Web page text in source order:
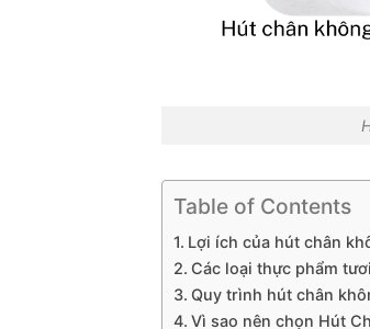
Table of Contents
Lợi ích của hút chân
Các loại thực phẩm
Quy trình hút chân
Vì sao nên chọn Hút